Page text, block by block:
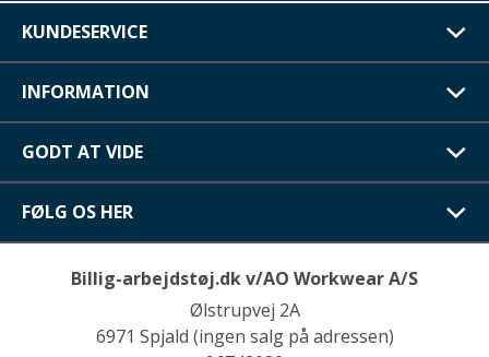
KUNDESERVICE
INFORMATION
GODT AT VIDE
FØLG OS HER
Billig-arbejdstøj.dk v/AO Workwear A/S
Ølstrupvej 2A
6971 Spjald (ingen salg på adressen)